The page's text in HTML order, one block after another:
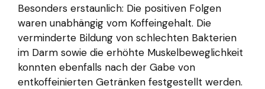
Besonders erstaunlich: Die positiven Folgen
waren unabhängig vom Koffeingehalt. Die
verminderte Bildung von schlechten Bakterien
im Darm sowie die erhöhte Muskelbeweglichkeit
konnten ebenfalls nach der Gabe von
entkoffeinierten Getränken festgestellt werden.